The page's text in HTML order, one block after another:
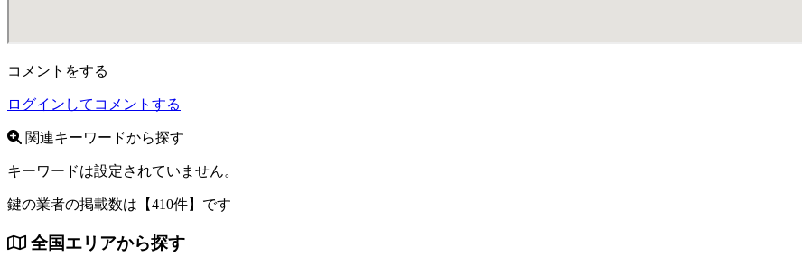
コメントをする
ログインしてコメントする
関連キーワードから探す
キーワードは設定されていません。
鍵の業者の掲載数は 【410件】 です
全国エリアから探す